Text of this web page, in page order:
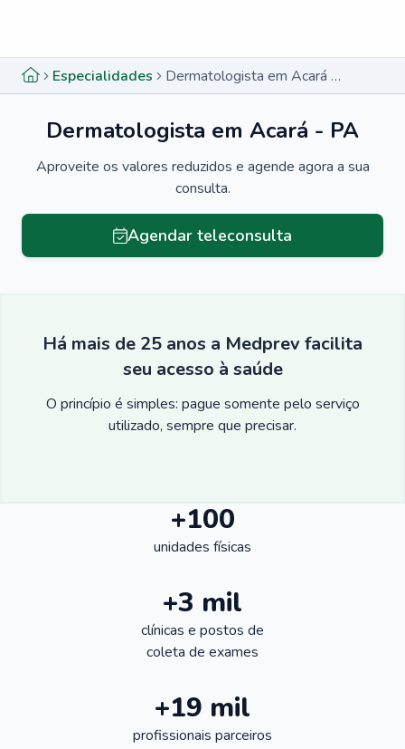
Especialidades Dermatologista em Acará - PA
Dermatologista em Acará - PA
Aproveite os valores reduzidos e agende agora a sua
consulta.
Agendar teleconsulta
Há mais de 25 anos a Medprev facilita
seu acesso à saúde
O princípio é simples: pague somente pelo serviço
utilizado, sempre que precisar.
+100
unidades físicas
+3 mil
clínicas e postos de
coleta de exames
+19 mil
profissionais parceiros